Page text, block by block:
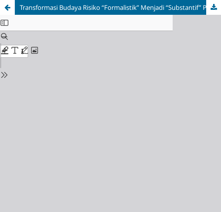
Transformasi Budaya Risiko “Formalistik” Menjadi “Substantif” Pada Proses Underwriting Asuransi Umum Berbasis Learning Organization Di Bri Insurance